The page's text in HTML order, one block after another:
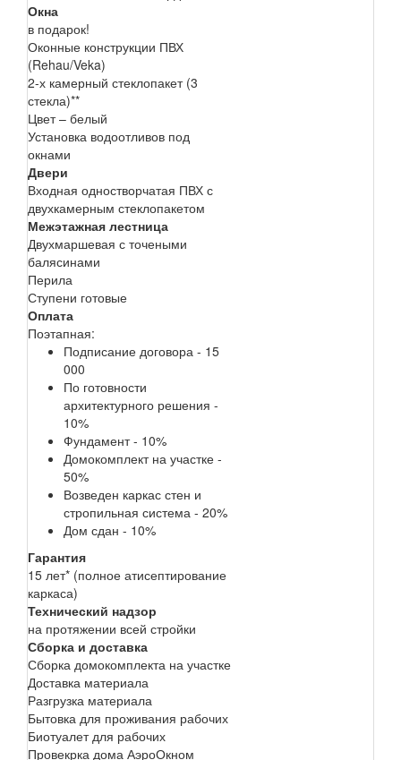
Окна
в подарок!
Оконные конструкции ПВХ
(Rehau/Veka)
2-х камерный стеклопакет (3
стекла)**
Цвет – белый
Установка водоотливов под
окнами
Двери
Входная одностворчатая ПВХ с
двухкамерным стеклопакетом
Межэтажная лестница
Двухмаршевая с точеными
балясинами
Перила
Ступени готовые
Оплата
Поэтапная:
Подписание договора - 15
000
По готовности
архитектурного решения -
10%
Фундамент - 10%
Домокомплект на участке -
50%
Возведен каркас стен и
стропильная система - 20%
Дом сдан - 10%
Гарантия
15 лет* (полное атисептирование
каркаса)
Технический надзор
на протяжении всей стройки
Сборка и доставка
Сборка домокомплекта на участке
Доставка материала
Разгрузка материала
Бытовка для проживания рабочих
Биотуалет для рабочих
Провекрка дома АэроОкном